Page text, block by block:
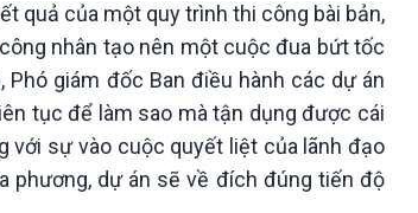
quả của một quy trình thi công bài bản,
nhân tạo nên một cuộc đua bứt tốc
giám đốc Ban điều hành các dự án
tục để làm sao mà tận dụng được cái
với sự vào cuộc quyết liệt của lãnh đạo
phương, dự án sẽ về đích đúng tiến độ